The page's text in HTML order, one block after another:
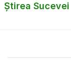
Știrea Sucevei